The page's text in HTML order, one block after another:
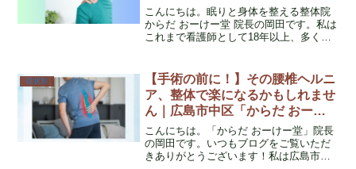
体とは
こんにちは。眠りと身体を整える整体院
からだ おーけー堂 院長の岡田です。私は
これまで看護師として18年以上、多くの
は異常なしと言われたのに、肩こり・頭
痛・眠れなさが何年...
症状別
【手術の前に！】その腰椎ヘルニ
ア、整体で楽になるかもしれませ
ん｜広島市中区「からだ おーけ
ー堂」
こんにちは。「からだ おーけー堂」院長
の岡田です。いつもブログをご覧いただ
きありがとうございます！私は広島市中